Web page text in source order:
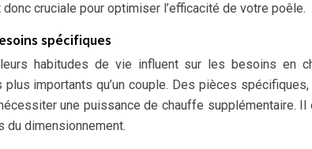
cruciale pour optimiser l’efficacité de votre poêle.
spécifiques
habitudes de vie influent sur les besoins en
importants qu’un couple. Des pièces
une puissance de chauffe supplémentaire.
dimensionnement.